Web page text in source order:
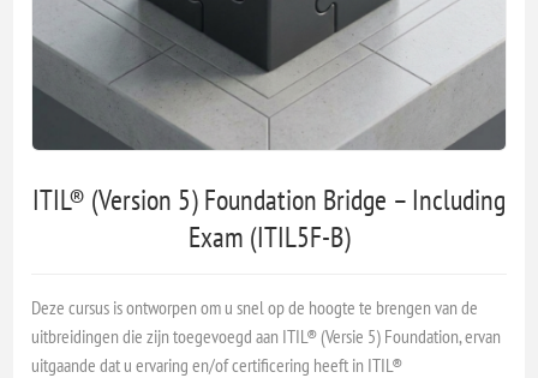
ITIL® (Version 5) Foundation Bridge – Including
Exam (ITIL5F-B)
Deze cursus is ontworpen om u snel op de hoogte te brengen van de
uitbreidingen die zijn toegevoegd aan ITIL® (Versie 5) Foundation, ervan
uitgaande dat u ervaring en/of certificering heeft in ITIL®